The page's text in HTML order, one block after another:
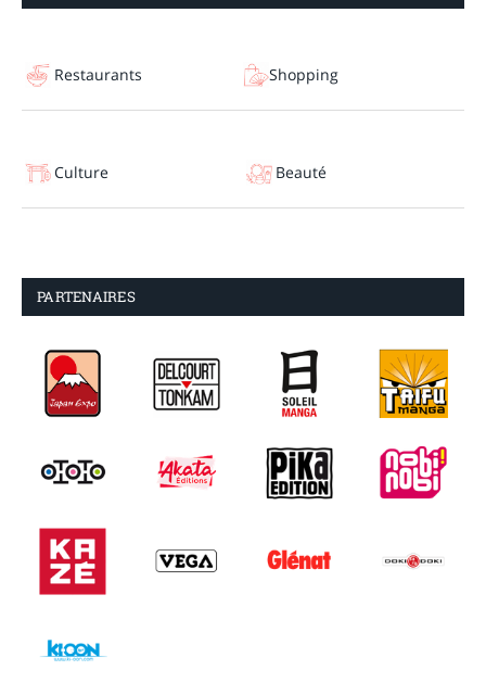
Restaurants Shopping
Culture Beauté
PARTENAIRES